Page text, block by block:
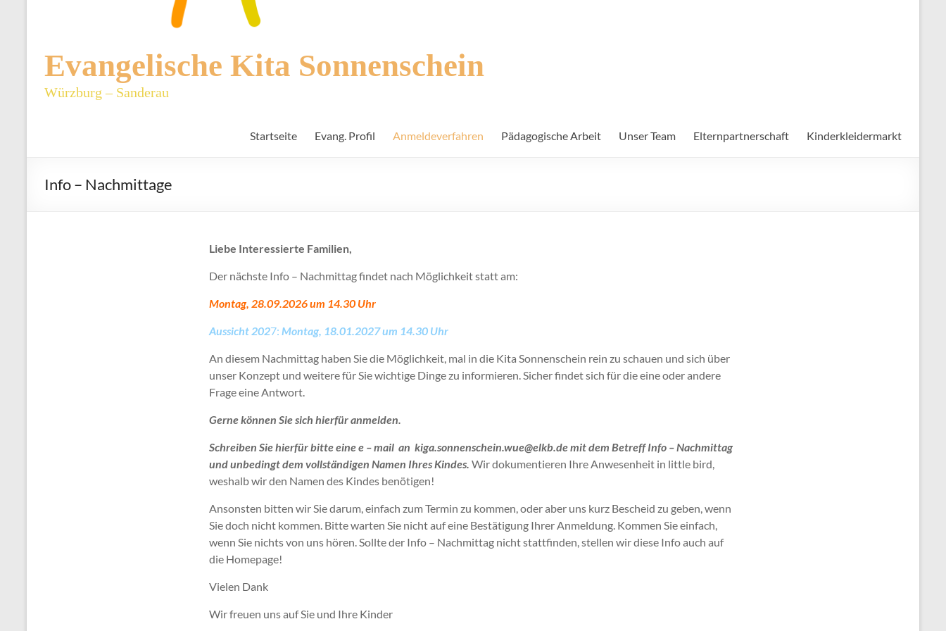
Evangelische Kita Sonnenschein
Würzburg – Sanderau
Startseite Evang. Profil Anmeldeverfahren Pädagogische Arbeit Unser Team Elternpartnerschaft Kinderkleidermarkt
Info – Nachmittage
Liebe Interessierte Familien,
Der nächste Info – Nachmittag findet nach Möglichkeit statt am:
Montag, 28.09.2026 um 14.30 Uhr
Aussicht 2027: Montag, 18.01.2027 um 14.30 Uhr
An diesem Nachmittag haben Sie die Möglichkeit, mal in die Kita Sonnenschein rein zu schauen und sich über
unser Konzept und weitere für Sie wichtige Dinge zu informieren. Sicher findet sich für die eine oder andere
Frage eine Antwort.
Gerne können Sie sich hierfür anmelden.
Schreiben Sie hierfür bitte eine e – mail an kiga.sonnenschein.wue@elkb.de mit dem Betreff Info – Nachmittag
und unbedingt dem vollständigen Namen Ihres Kindes. Wir dokumentieren Ihre Anwesenheit in little bird,
weshalb wir den Namen des Kindes benötigen!
Ansonsten bitten wir Sie darum, einfach zum Termin zu kommen, oder aber uns kurz Bescheid zu geben, wenn
Sie doch nicht kommen. Bitte warten Sie nicht auf eine Bestätigung Ihrer Anmeldung. Kommen Sie einfach,
wenn Sie nichts von uns hören. Sollte der Info – Nachmittag nicht stattfinden, stellen wir diese Info auch auf
die Homepage!
Vielen Dank
Wir freuen uns auf Sie und Ihre Kinder